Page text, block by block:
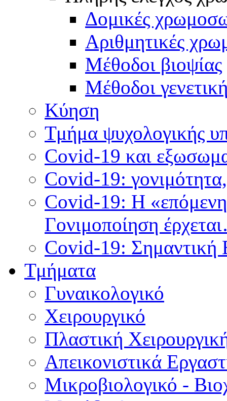
Δομικές
Αριθμητικές
Μέθοδοι βιοψίας
Mέθοδοι
Κύηση
Τμήμα ψυχολογικής
Covid-19 και
Covid-19:
Covid-19: Η
Γονιμοποίηση
Covid-19: Σημαντική
Τμήματα
Γυναικολογικό
Χειρουργικό
Πλαστική
Απεικονιστικά
Μικροβιολογικό -